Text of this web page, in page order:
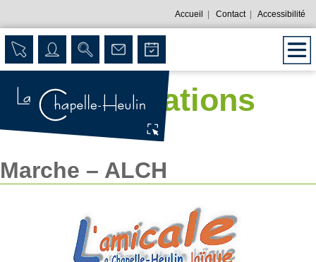
Accueil Contact| Accessibilité
Les associations
Marche – ALCH